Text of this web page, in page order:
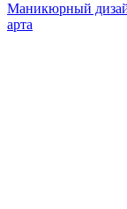
Маникюрный
арта